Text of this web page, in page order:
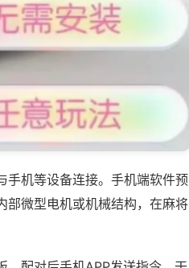
手机等设备连接。手机端软件预
部微型电机或机械结构，在麻将